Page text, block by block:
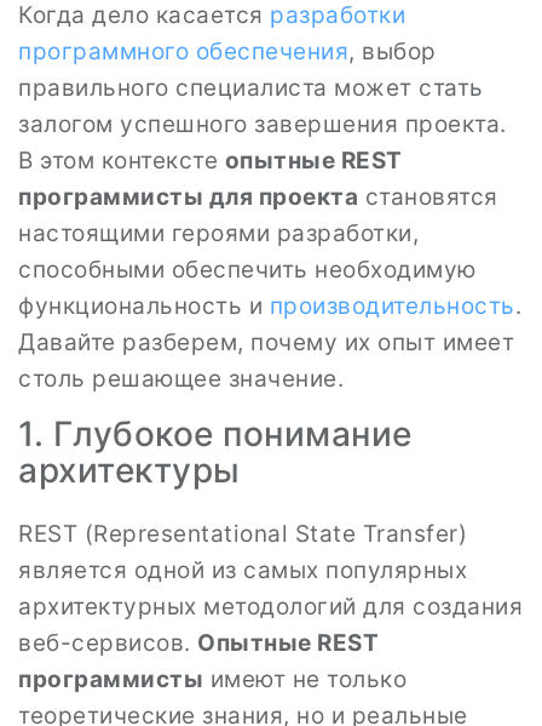
Когда дело касается разработки
программного обеспечения, выбор
правильного специалиста может стать
залогом успешного завершения проекта.
В этом контексте опытные REST
программисты для проекта становятся
настоящими героями разработки,
способными обеспечить необходимую
функциональность и производительность.
Давайте разберем, почему их опыт имеет
столь решающее значение.
1. Глубокое понимание
архитектуры
REST (Representational State Transfer)
является одной из самых популярных
архитектурных методологий для создания
веб-сервисов. Опытные REST
программисты имеют не только
теоретические знания, но и реальные